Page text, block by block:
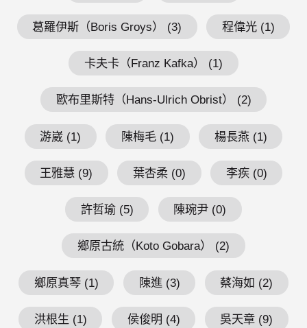
葛羅伊斯（Boris Groys） (3) 程偉光 (1)
卡夫卡（Franz Kafka） (1)
歐布里斯特（Hans-Ulrich Obrist） (2)
游崴 (1) 陳梅毛 (1) 楊長燕 (1)
王雅慧 (9) 葉杏柔 (0) 李疾 (0)
許哲瑜 (5) 陳琬尹 (0)
鄉原古統（Koto Gobara） (2)
鄉原真琴 (1) 陳進 (3) 蔡海如 (2)
洪根生 (1) 侯俊明 (4) 吳天章 (9)